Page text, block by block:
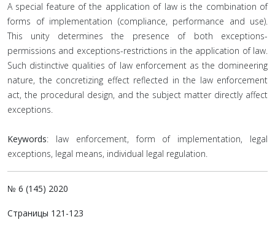
A special feature of the application of law is the combination of
forms of implementation (compliance, performance and use).
This unity determines the presence of both exceptions-
permissions and exceptions-restrictions in the application of law.
Such distinctive qualities of law enforcement as the domineering
nature, the concretizing effect reflected in the law enforcement
act, the procedural design, and the subject matter directly affect
exceptions.
Keywords: law enforcement, form of implementation, legal
exceptions, legal means, individual legal regulation.
№ 6 (145) 2020
Страницы 121-123